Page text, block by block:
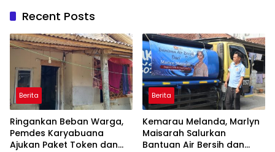
Recent Posts
Berita
Ringankan Beban Warga,
Pemdes Karyabuana
Ajukan Paket Token dan
Berita
Kemarau Melanda, Marlyn
Maisarah Salurkan
Bantuan Air Bersih dan